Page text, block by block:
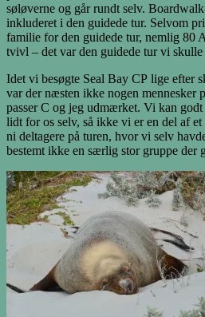
søløverne og går rundt selv.
inkluderet i den guidede tur. Selvom
familie for den guidede tur, nemlig 80
tvivl – det var den guidede tur vi skulle
Idet vi besøgte Seal Bay CP lige efter
var der næsten ikke nogen mennesker
passer C og jeg udmærket. Vi kan godt
lidt for os selv, så ikke vi er en del af
ni deltagere på turen, hvor vi selv
bestemt ikke en særlig stor gruppe der